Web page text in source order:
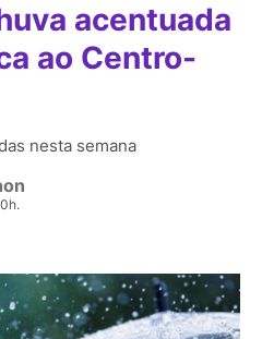
acentuada
ao Centro-
nesta semana